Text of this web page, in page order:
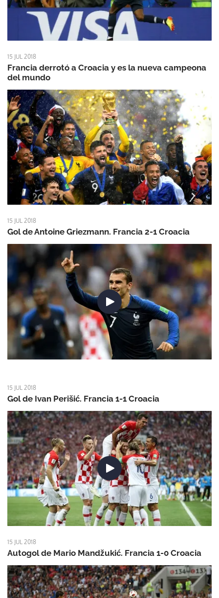
15 JUL 2018
Francia derrotó a Croacia y es la nueva campeona
del mundo
15 JUL 2018
Gol de Antoine Griezmann. Francia 2-1 Croacia
15 JUL 2018
Gol de Ivan Perišić. Francia 1-1 Croacia
15 JUL 2018
Autogol de Mario Mandžukić. Francia 1-0 Croacia